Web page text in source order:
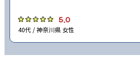
5.0
40代 / 神奈川県 女性